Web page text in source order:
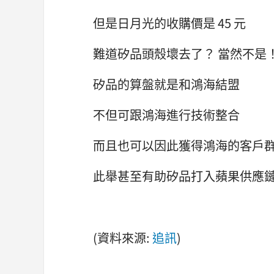
但是日月光的收購價是 45 元
難道矽品頭殼壞去了？ 當然不是！
矽品的算盤就是和鴻海結盟
不但可跟鴻海進行技術整合
而且也可以因此獲得鴻海的客戶
此舉甚至有助矽品打入蘋果供應
(資料來源: 追訊)